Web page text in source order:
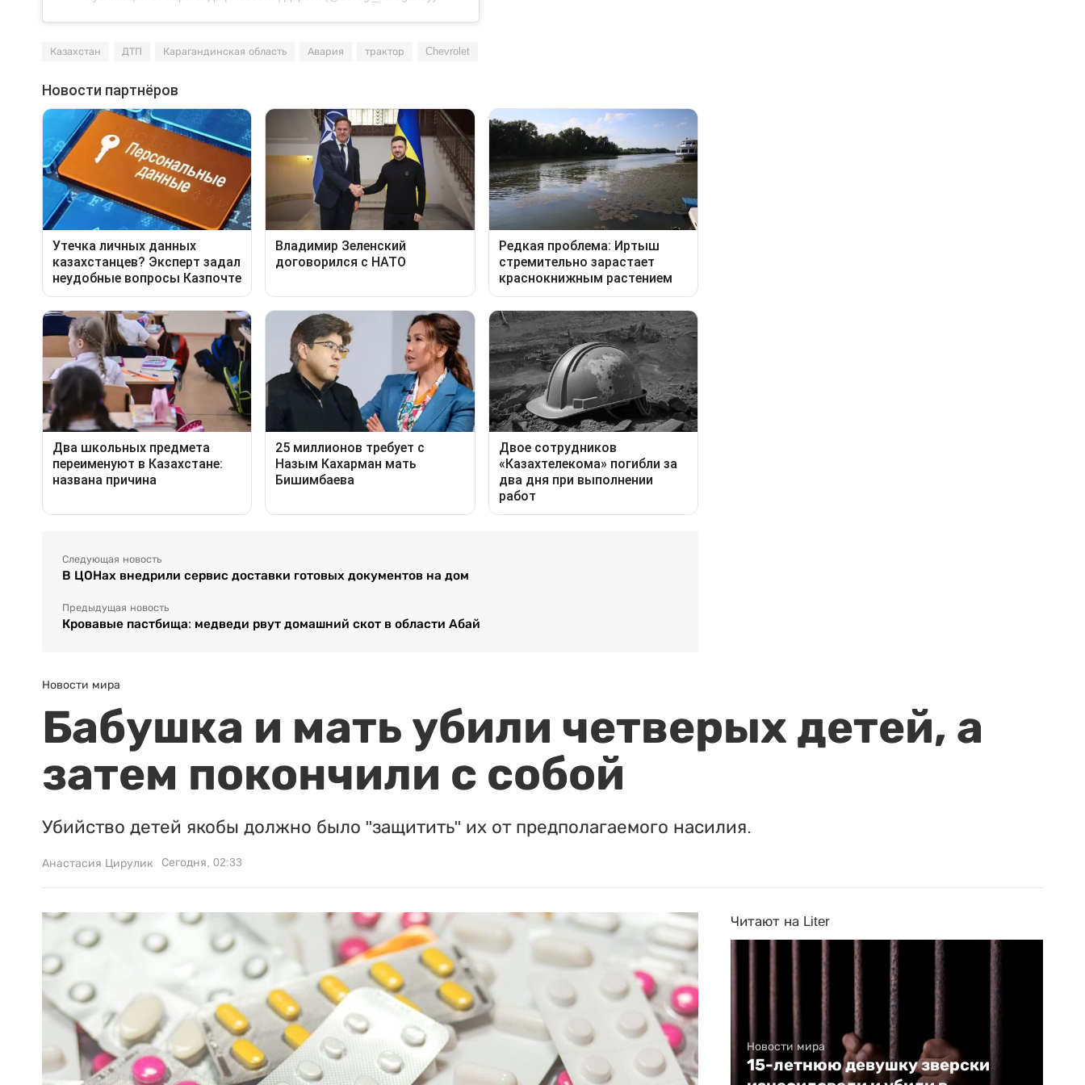
Казахстан ДТП Карагандинская область Авария трактор Chevrolet
Следующая новость
В ЦОНах внедрили сервис доставки готовых документов на дом
Предыдущая новость
Кровавые пастбища: медведи рвут домашний скот в области Абай
Новости мира
Бабушка и мать убили четверых детей, а
затем покончили с собой
Убийство детей якобы должно было "защитить" их от предполагаемого насилия.
Анастасия Цирулик Сегодня, 02:33
Читают на Liter
Новости мира
15-летнюю девушку зверски